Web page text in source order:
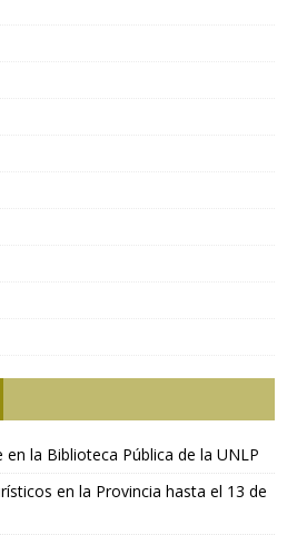
la Biblioteca Pública de la UNLP
en la Provincia hasta el 13 de